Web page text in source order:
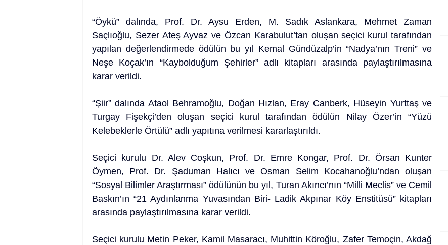
“Öykü” dalında, Prof. Dr. Aysu Erden, M. Sadık Aslankara, Mehmet Zaman
Saçlıoğlu, Sezer Ateş Ayvaz ve Özcan Karabulut’tan oluşan seçici kurul tarafından
yapılan değerlendirmede ödülün bu yıl Kemal Gündüzalp’in “Nadya’nın Treni” ve
Neşe Koçak’ın “Kaybolduğum Şehirler” adlı kitapları arasında paylaştırılmasına
karar verildi.
“Şiir” dalında Ataol Behramoğlu, Doğan Hızlan, Eray Canberk, Hüseyin Yurttaş ve
Turgay Fişekçi’den oluşan seçici kurul tarafından ödülün Nilay Özer’in “Yüzü
Kelebeklerle Örtülü” adlı yapıtına verilmesi kararlaştırıldı.
Seçici kurulu Dr. Alev Coşkun, Prof. Dr. Emre Kongar, Prof. Dr. Örsan Kunter
Öymen, Prof. Dr. Şaduman Halıcı ve Osman Selim Kocahanoğlu’ndan oluşan
“Sosyal Bilimler Araştırması” ödülünün bu yıl, Turan Akıncı’nın “Milli Meclis” ve Cemil
Baskın’ın “21 Aydınlanma Yuvasından Biri- Ladik Akpınar Köy Enstitüsü” kitapları
arasında paylaştırılmasına karar verildi.
Seçici kurulu Metin Peker, Kamil Masaracı, Muhittin Köroğlu, Zafer Temoçin, Akdağ